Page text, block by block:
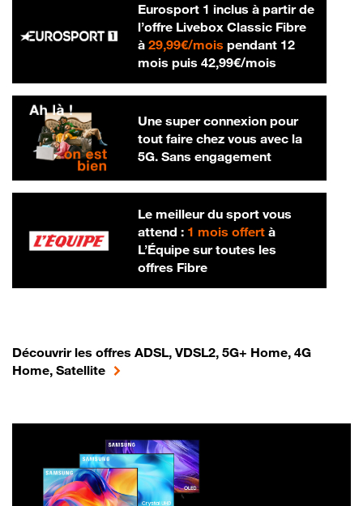
Eurosport 1 inclus à partir de
l’offre Livebox Classic Fibre
à 29,99€/mois29,99 € par mois
pendant 12
mois puis 42,99€/mois42,99 € par
Une super connexion pour
tout faire chez vous avec la
5G. Sans engagement
Le meilleur du sport vous
attend : 1 mois offertà
L’Équipe sur toutes les
offres Fibre
Découvrir les offres ADSL, VDSL2, 5G+ Home, 4G
Home, Satellite